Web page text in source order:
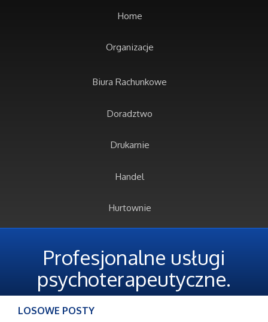
Home
Organizacje
Biura Rachunkowe
Doradztwo
Drukarnie
Handel
Hurtownie
Profesjonalne usługi
psychoterapeutyczne.
LOSOWE POSTY